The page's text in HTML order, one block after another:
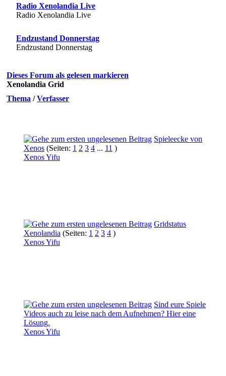
Radio Xenolandia Live
Radio Xenolandia Live
Endzustand Donnerstag
Endzustand Donnerstag
Dieses Forum als gelesen markieren
Xenolandia Grid
Thema /Verfasser
Spieleecke von
Xenos (Seiten: 1 2 3 4 ... 11 )
Xenos Yifu
Gridstatus
Xenolandia (Seiten: 1 2 3 4 )
Xenos Yifu
Sind eure Spiele
Videos auch zu leise nach dem Aufnehmen? Hier eine
Lösung.
Xenos Yifu